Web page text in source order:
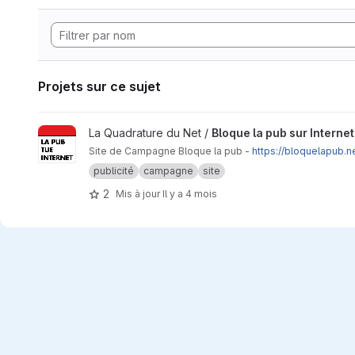
Projets sur ce sujet
Afficher le projet Bloque la pub sur Internet
La Quadrature du Net / Bloque la pub sur Internet
Site de Campagne Bloque la pub - https://
publicité
campagne site
2 Mis à jour Il y a 4 mois